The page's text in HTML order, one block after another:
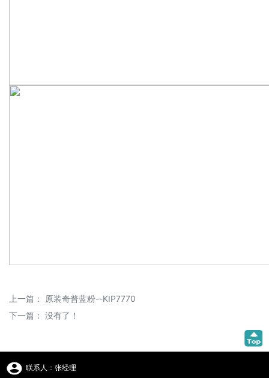
上一篇：
原装奇普蓝粉--KIP7770
下一篇： 没有了！
联系人：张经理